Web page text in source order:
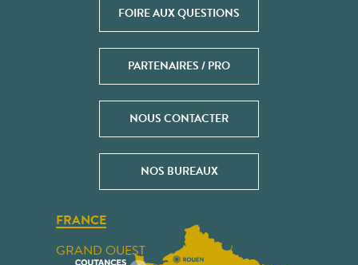
FOIRE AUX QUESTIONS
PARTENAIRES / PRO
NOUS CONTACTER
NOS BUREAUX
FRANCE
GRAND OUEST